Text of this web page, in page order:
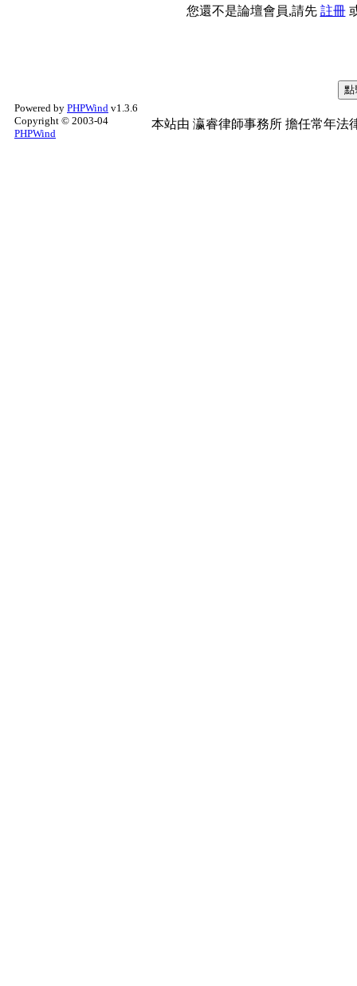
您還不是論壇會員,請先 註冊
Powered by PHPWind v1.3.6
Copyright © 2003-04
PHPWind
本站由 瀛睿律師事務所 擔任常年法